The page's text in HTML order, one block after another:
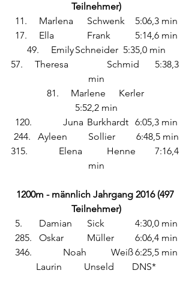
Teilnehmer)
11.	Marlena	Schwenk	5:06,3 min
17. 	Ella 		Frank 	5:14,6 min
49.	Emily	Schneider	5:35,0 min
57.	Theresa		Schmid	5:38,3
min
5:52,2 min
120.		Juna 	Burkhardt	6:05,3 min
244. 	Ayleen	 Sollier	 6:48,5 min
315.	 	Elena 	Henne 	7:16,4
min
1200m - männlich Jahrgang 2016 (497
Teilnehmer)
5.	Damian	Sick		4:30,0 min
285. 	Oskar 	Müller 	6:06,4 min
346.		Noah 	Weiß	6:25,5 min
Laurin 	Unseld 	DNS*